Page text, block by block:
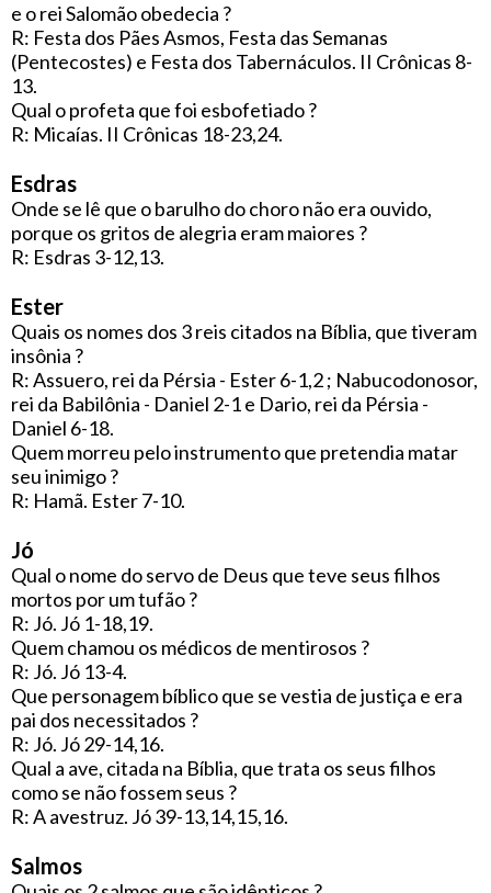
e o rei Salomão obedecia ?
R: Festa dos Pães Asmos, Festa das Semanas
(Pentecostes) e Festa dos Tabernáculos. II Crônicas 8-
13.
Qual o profeta que foi esbofetiado ?
R: Micaías. II Crônicas 18-23,24.
Esdras
Onde se lê que o barulho do choro não era ouvido,
porque os gritos de alegria eram maiores ?
R: Esdras 3-12,13.
Ester
Quais os nomes dos 3 reis citados na Bíblia, que tiveram
insônia ?
R: Assuero, rei da Pérsia - Ester 6-1,2 ; Nabucodonosor,
rei da Babilônia - Daniel 2-1 e Dario, rei da Pérsia -
Daniel 6-18.
Quem morreu pelo instrumento que pretendia matar
seu inimigo ?
R: Hamã. Ester 7-10.
Jó
Qual o nome do servo de Deus que teve seus filhos
mortos por um tufão ?
R: Jó. Jó 1-18,19.
Quem chamou os médicos de mentirosos ?
R: Jó. Jó 13-4.
Que personagem bíblico que se vestia de justiça e era
pai dos necessitados ?
R: Jó. Jó 29-14,16.
Qual a ave, citada na Bíblia, que trata os seus filhos
como se não fossem seus ?
R: A avestruz. Jó 39-13,14,15,16.
Salmos